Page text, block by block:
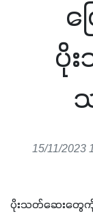
ပ
ပို
15/11/2023
ပိုးသတ်ဆေးတွေကို